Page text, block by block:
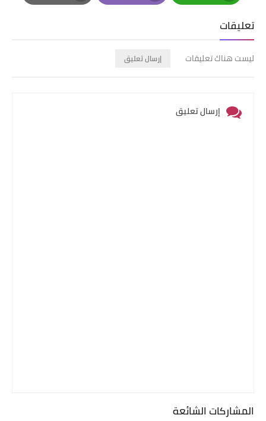
Whatsapp
Email
Print
تعليقات
ليست هناك تعليقات إرسال تعليق
إرسال تعليق
المشاركات الشائعة